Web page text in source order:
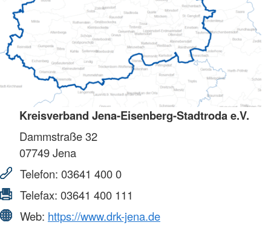
Kreisverband Jena-Eisenberg-Stadtroda e.V.
Dammstraße 32
07749Jena
Telefon: 03641 400 0
Telefax: 03641 400 111
Web: https://www.drk-jena.de